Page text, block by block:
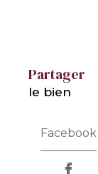
partager
le bien
Facebook